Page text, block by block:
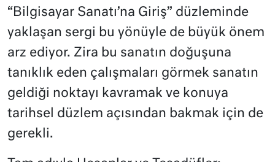
“Bilgisayar Sanatı’na Giriş” düzleminde
yaklaşan sergi bu yönüyle de büyük önem
arz ediyor. Zira bu sanatın doğuşuna
tanıklık eden çalışmaları görmek sanatın
geldiği noktayı kavramak ve konuya
tarihsel düzlem açısından bakmak için de
gerekli.